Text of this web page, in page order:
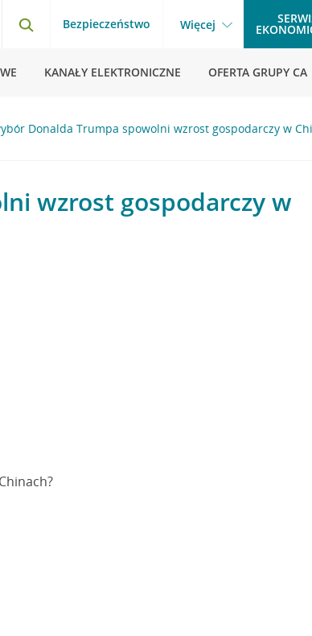
Bezpieczeństwo Więcej
KANAŁY ELEKTRONICZNE OFERTA GRUPY CA
Donalda Trumpa spowolni wzrost gospodarczy w
wzrost gospodarczy w